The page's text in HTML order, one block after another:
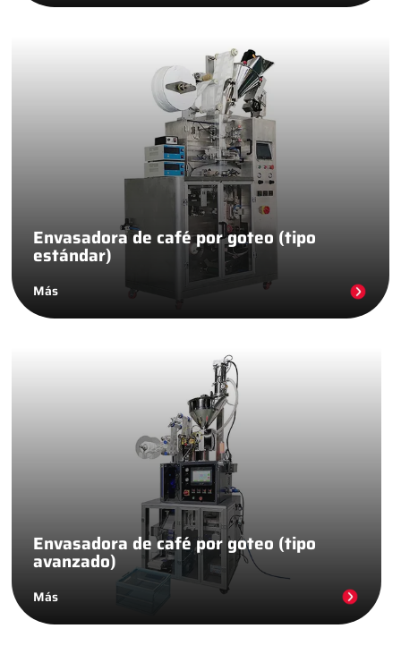
Envasadora de café por goteo (tipo
estándar)
Más
Envasadora de café por goteo (tipo
avanzado)
Más